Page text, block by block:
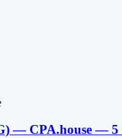
— CPA.house — 5